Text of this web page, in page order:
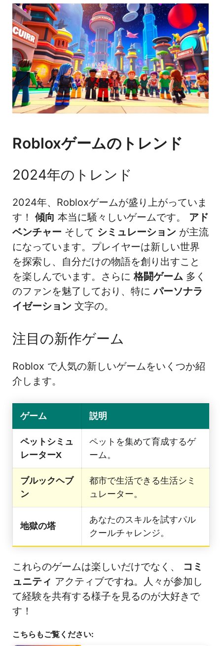
Robloxゲームのトレンド
2024年のトレンド
2024年、Robloxゲームが盛り上がっていま
す！ 傾向 本当に騒々しいゲームです。 アド
ベンチャー そして シミュレーション が主流
になっています。プレイヤーは新しい世界
を探索し、自分だけの物語を創り出すこと
を楽しんでいます。さらに格闘ゲーム 多く
のファンを魅了しており、特にパーソナラ
イゼーション 文字の。
注目の新作ゲーム
Roblox で人気の新しいゲームをいくつか紹
介します。
ゲーム 説明
ペットシミュ
レーターX
ペットを集めて育成するゲ
ーム。
ブルックヘブ
ン
都市で生活できる生活シミ
ュレーター。
地獄の塔
あなたのスキルを試すパル
クールチャレンジ。
これらのゲームは楽しいだけでなく、
コミ
ュニティ アクティブですね。人々が参加し
て経験を共有する様子を見るのが大好きで
す！
こちらもご覧ください: